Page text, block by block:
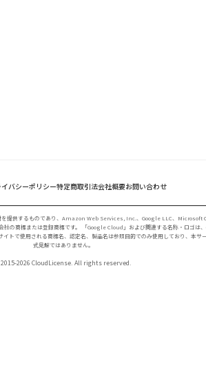
バシーポリシー特定商取引法会社概要お問い合わせ
供するものであり、Amazon Web Services, Inc.、Google LLC、Microsoft
商標または登録商標です。 「Google Cloud」および関連する名称・ロゴは
トで使用される商標名、認定名、製品名は参照目的でのみ使用しており、本
式見解ではありません。
2026 CloudLicense. All rights reserved.